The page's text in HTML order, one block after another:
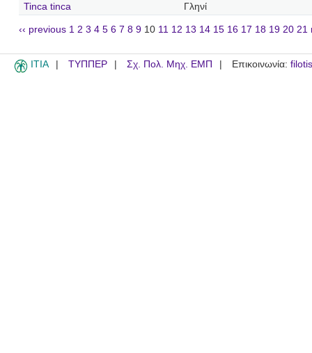
Tinca tinca
Γληνί
‹‹ previous 1 2 3 4 5 6 7 8 9 10 11 12 13 14 15 16 17 18 19 20 21
ITIA ΤΥΠΠΕΡ Σχ. Πολ. Μηχ. ΕΜΠ Επικοινωνία: